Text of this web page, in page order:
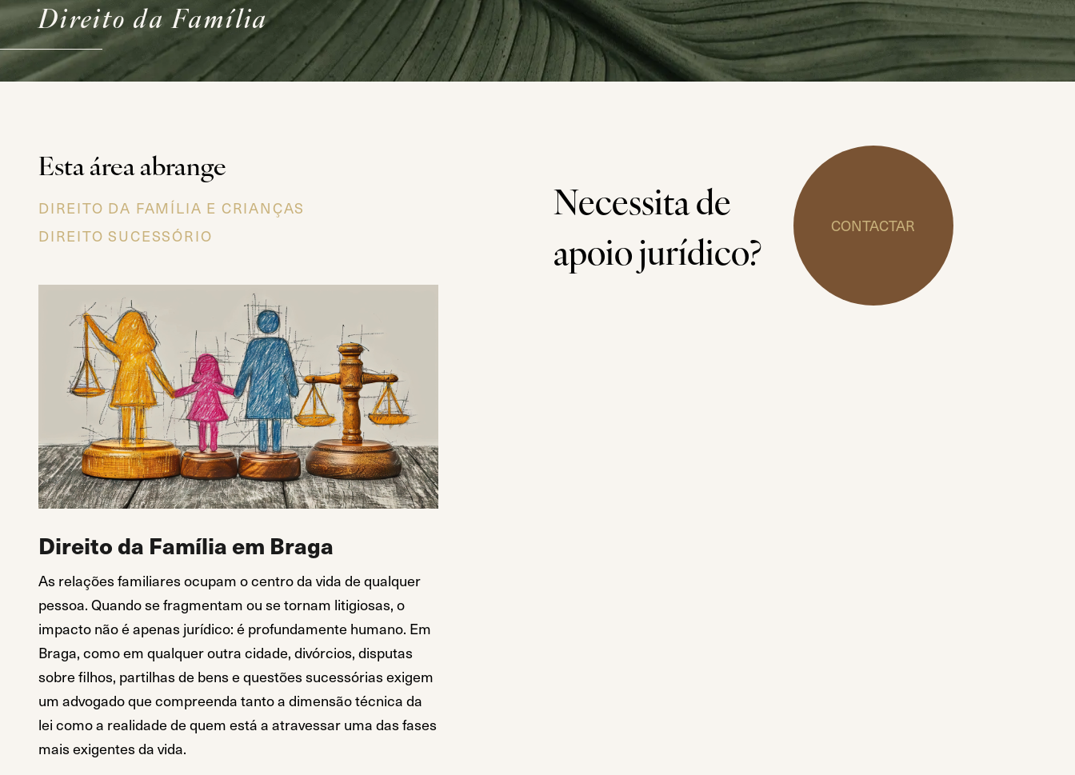
Direito da Família
Esta área abrange
DIREITO DA FAMÍLIA E CRIANÇAS
DIREITO SUCESSÓRIO
Direito da Família em Braga
As relações familiares ocupam o centro da vida de qualquer
pessoa. Quando se fragmentam ou se tornam litigiosas, o
impacto não é apenas jurídico: é profundamente humano. Em
Braga, como em qualquer outra cidade, divórcios, disputas
sobre filhos, partilhas de bens e questões sucessórias exigem
um advogado que compreenda tanto a dimensão técnica da
lei como a realidade de quem está a atravessar uma das fases
mais exigentes da vida.
Necessita de
apoio jurídico?
CONTACTAR